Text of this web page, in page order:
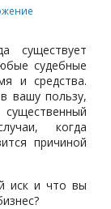
существует
судебные
и средства.
вашу пользу,
когда
причиной
иск и что вы